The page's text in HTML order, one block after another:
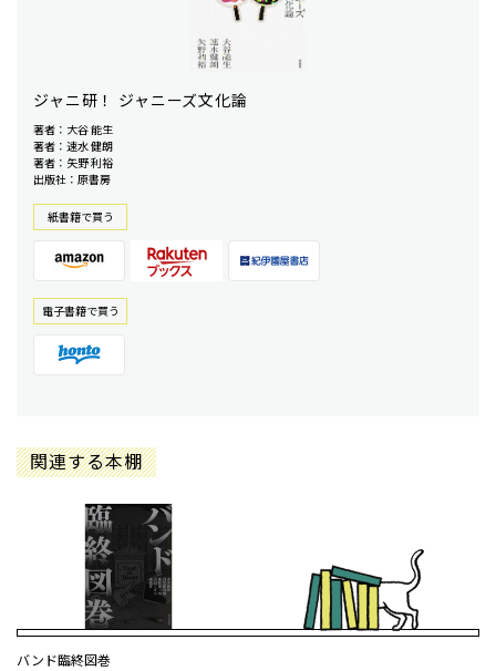
ジャニ研！ ジャニーズ文化論
著者：大谷 能生
著者：速水 健朗
著者：矢野 利裕
出版社：原書房
紙書籍で買う
電⼦書籍で買う
関連する本棚
バンド臨終図巻